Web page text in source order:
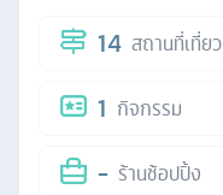
14 สถานที่เที่ยว
1 กิจกรรม
- ร้านช้อปปิ้ง